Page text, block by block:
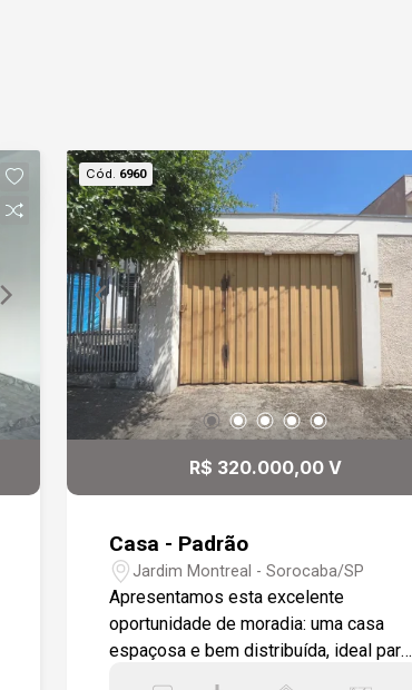
Cód. 6960
R$ 320.000,00 V
Casa - Padrão
Jardim Montreal - Sorocaba/SP
Apresentamos esta excelente
oportunidade de moradia: uma casa
espaçosa e bem distribuída, ideal para